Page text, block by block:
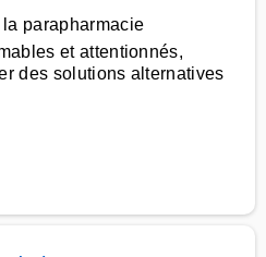
parapharmacie
et attentionnés,
des solutions alternatives